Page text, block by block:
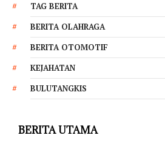
TAG BERITA
BERITA OLAHRAGA
BERITA OTOMOTIF
KEJAHATAN
BULUTANGKIS
BERITA UTAMA